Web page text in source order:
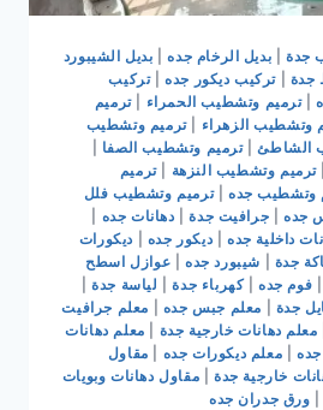
جدة| بديل الرخام جده| بديل الشيبورد
جدة تركيب ديكور جده|تركيب
|ترميم وتشطيب الحمراء |ترميم
وتشطيب الزهراء |ترميم وتشطيب
الشاطئ|ترميم وتشطيب الصفا
|ترميم وتشطيب النزهة |ترميم
وتشطيب جده |ترميم وتشطيب فلل
جده| جرافيت جدة| دهانات جده
داخلية جده ديكور جده
ديكورات
جدة شيبورد جده
عوازل اسطح
فوم جده|كهرباء جدة| لياسة جدة|
جدة معلم جبس جده
معلم جرافيت
معلم دهانات خارجية جدة
معلم دهانات
جده معلم ديكورات جده
مقاول
خارجية جدة
مقاول دهانات وبويات
ورق جدران جده